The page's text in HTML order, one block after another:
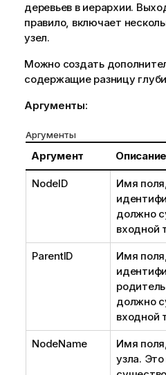
деревьев в иерархии.
правило, включает
узел.
Можно создать
содержащие разницу
Аргументы:
Аргументы
Аргумент Описание
NodeID
Имя
должно
входной
ParentID
Имя
должно
входной
NodeName
Имя
узла.